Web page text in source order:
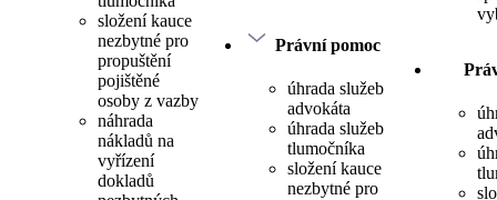
složení kauce
nezbytné pro
propuštění
pojištěné
osoby z vazby
náhrada
nákladů na
vyřízení
dokladů
Právní pomoc
úhrada služeb
advokáta
úhrada služeb
tlumočníka
složení kauce
nezbytné pro